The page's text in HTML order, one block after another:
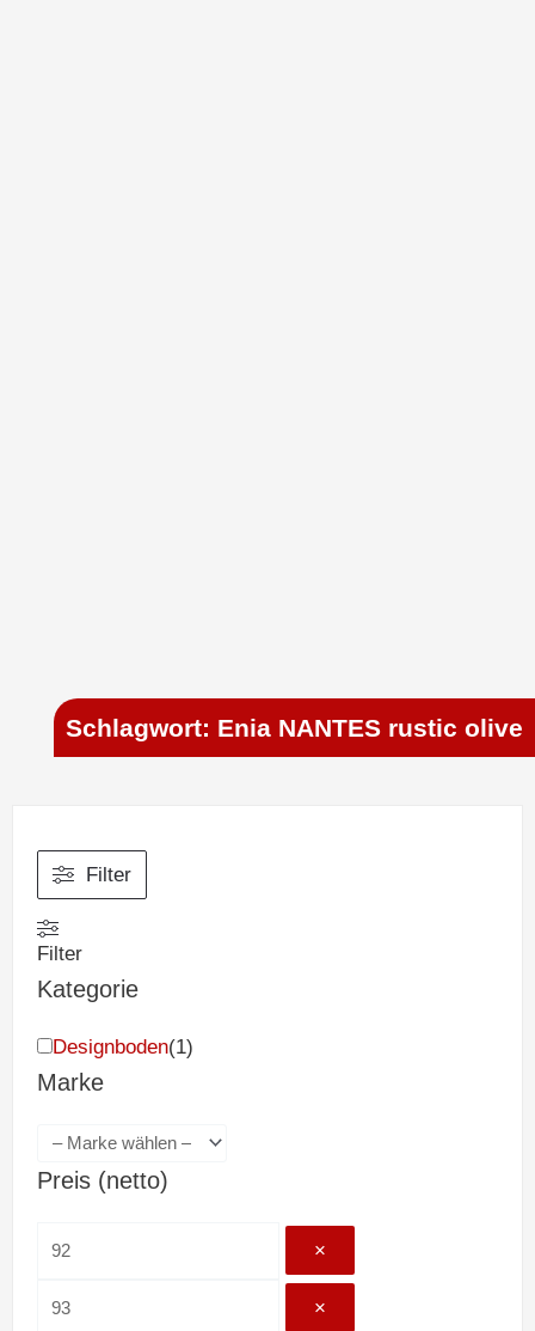
Schlagwort: Enia NANTES rustic olive
Filter
Filter
Kategorie
Designboden(1)
Marke
Preis (netto)
×
×